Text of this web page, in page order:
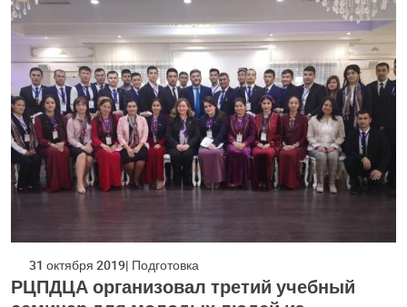
31 октября 2019 Подготовка
РЦПДЦА организовал третий учебный